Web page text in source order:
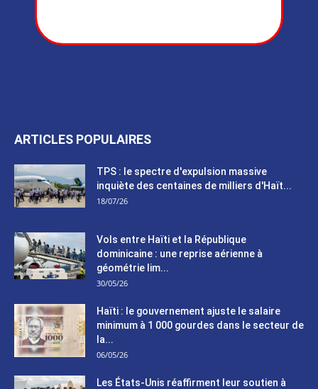
ARTICLES POPULAIRES
TPS : le spectre d'expulsion massive
inquiète des centaines de milliers d'Haït...
18/07/26
Vols entre Haïti et la République
dominicaine : une reprise aérienne à
géométrie lim...
30/05/26
Haïti : le gouvernement ajuste le salaire
minimum à 1 000 gourdes dans le secteur de
la...
06/05/26
Les États-Unis réaffirment leur soutien à